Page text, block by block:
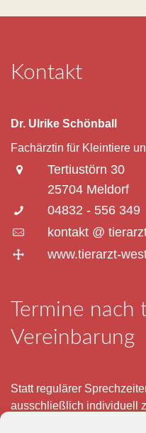
Kontakt
Dr. Ulrike Schönball
Fachärztin für Kleintiere
Tertiustörn 30
25704 Meldorf
04832 - 556 349
kontakt @
www.tierarzt-
Termine
Vereinbarung
Statt regulärer
ausschließlich individuell